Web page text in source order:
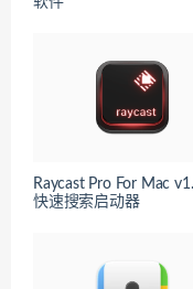
Raycast Pro For Mac
快速搜索启动器